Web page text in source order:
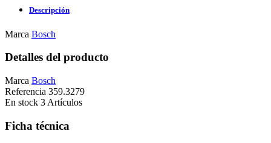
Descripción
Marca Bosch
Detalles del producto
Marca Bosch
Referencia 359.3279
En stock 3 Artículos
Ficha técnica